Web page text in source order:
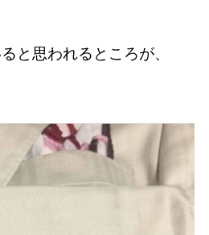
と思われるところが、